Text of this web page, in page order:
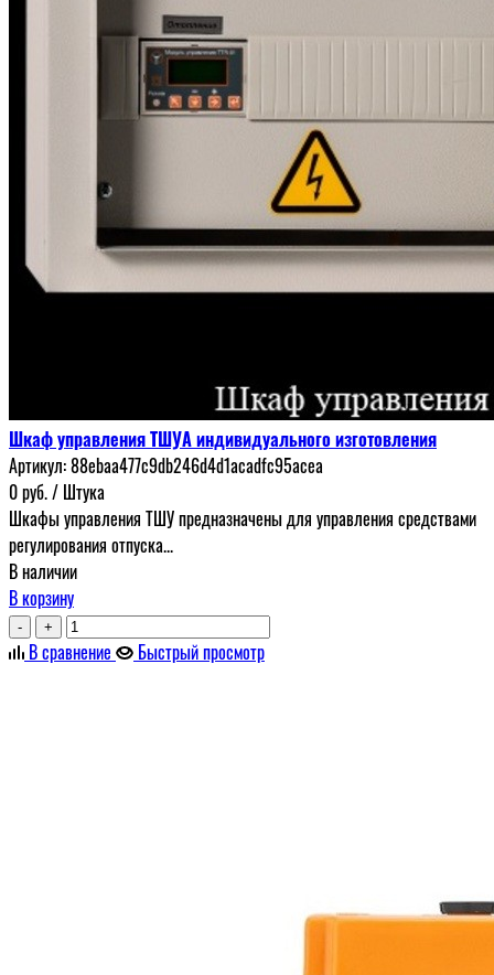
Шкаф управления ТШУА индивидуального изготовления
Артикул:88ebaa477c9db246d4d1acadfc95acea
0руб./ Штука
Шкафы управления ТШУ предназначены для управления средствами
регулирования отпуска...
В наличии
В корзину
- +
В сравнение Быстрый просмотр